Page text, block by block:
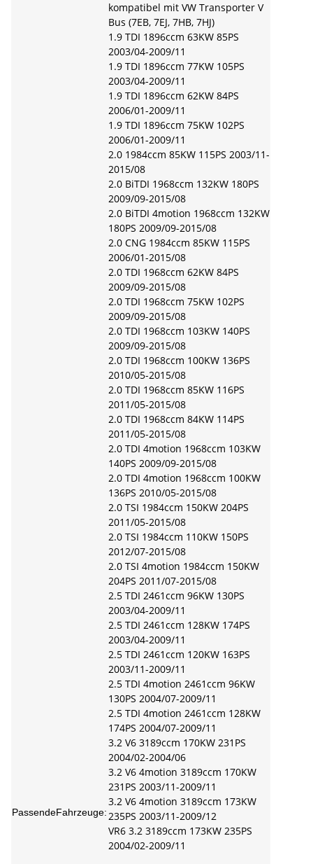
PassendeFahrzeuge:
kompatibel mit VW Transporter V
Bus (7EB, 7EJ, 7HB, 7HJ)
1.9 TDI 1896ccm 63KW 85PS
2003/04-2009/11
1.9 TDI 1896ccm 77KW 105PS
2003/04-2009/11
1.9 TDI 1896ccm 62KW 84PS
2006/01-2009/11
1.9 TDI 1896ccm 75KW 102PS
2006/01-2009/11
2.0 1984ccm 85KW 115PS 2003/11-
2015/08
2.0 BiTDI 1968ccm 132KW 180PS
2009/09-2015/08
2.0 BiTDI 4motion 1968ccm 132KW
180PS 2009/09-2015/08
2.0 CNG 1984ccm 85KW 115PS
2006/01-2015/08
2.0 TDI 1968ccm 62KW 84PS
2009/09-2015/08
2.0 TDI 1968ccm 75KW 102PS
2009/09-2015/08
2.0 TDI 1968ccm 103KW 140PS
2009/09-2015/08
2.0 TDI 1968ccm 100KW 136PS
2010/05-2015/08
2.0 TDI 1968ccm 85KW 116PS
2011/05-2015/08
2.0 TDI 1968ccm 84KW 114PS
2011/05-2015/08
2.0 TDI 4motion 1968ccm 103KW
140PS 2009/09-2015/08
2.0 TDI 4motion 1968ccm 100KW
136PS 2010/05-2015/08
2.0 TSI 1984ccm 150KW 204PS
2011/05-2015/08
2.0 TSI 1984ccm 110KW 150PS
2012/07-2015/08
2.0 TSI 4motion 1984ccm 150KW
204PS 2011/07-2015/08
2.5 TDI 2461ccm 96KW 130PS
2003/04-2009/11
2.5 TDI 2461ccm 128KW 174PS
2003/04-2009/11
2.5 TDI 2461ccm 120KW 163PS
2003/11-2009/11
2.5 TDI 4motion 2461ccm 96KW
130PS 2004/07-2009/11
2.5 TDI 4motion 2461ccm 128KW
174PS 2004/07-2009/11
3.2 V6 3189ccm 170KW 231PS
2004/02-2004/06
3.2 V6 4motion 3189ccm 170KW
231PS 2003/11-2009/11
3.2 V6 4motion 3189ccm 173KW
235PS 2003/11-2009/12
VR6 3.2 3189ccm 173KW 235PS
2004/02-2009/11